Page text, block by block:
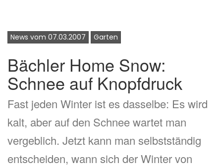
News vom 07.03.2007 Garten
Bächler Home Snow:
Schnee auf Knopfdruck
Fast jeden Winter ist es dasselbe: Es wird
kalt, aber auf den Schnee wartet man
vergeblich. Jetzt kann man selbstständig
entscheiden, wann sich der Winter von